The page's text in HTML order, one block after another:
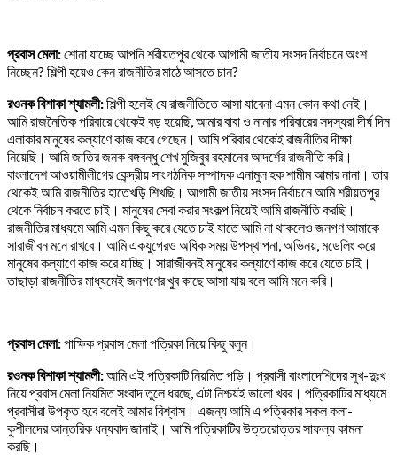
প্রবাস মেলা:শোনা যাচ্ছে আপনি শরীয়তপুর থেকে আগামী জাতীয় সংসদ নির্বাচনে অংশ
নিচ্ছেন? শিল্পী হয়েও কেন রাজনীতির মাঠে আসতে চান?
রওনক বিশাকা শ্যামলী:শিল্পী হলেই যে রাজনীতিতে আসা যাবেনা এমন কোন কথা নেই।
আমি রাজনৈতিক পরিবারে থেকেই বড় হয়েছি, আমার বাবা ও নানার পরিবারের সদস্যরা দীর্ঘ দিন
এলাকার মানুষের কল্যাণে কাজ করে গেছেন। আমি পরিবার থেকেই রাজনীতির দীক্ষা
নিয়েছি। আমি জাতির জনক বঙ্গবন্ধু শেখ মুজিবুর রহমানের আদর্শের রাজনীতি করি।
বাংলাদেশ আওয়ামীলীগের কেন্দ্রীয় সাংগঠনিক সম্পাদক এনামুল হক শামীম আমার নানা। তার
থেকেই আমি রাজনীতির হাতেখড়ি শিখছি। আগামী জাতীয় সংসদ নির্বাচনে আমি শরীয়তপুর
থেকে নির্বাচন করতে চাই। মানুষের সেবা করার সংকল্প নিয়েই আমি রাজনীতি করছি।
রাজনীতির মাধ্যমে আমি এমন কিছু করে যেতে চাই যাতে আমি না থাকলেও জনগণ আমাকে
সারাজীবন মনে রাখবে। আমি একযুগেরও অধিক সময় উপস্থাপনা, অভিনয়, মডেলিং করে
মানুষের কল্যাণে কাজ করে যাচ্ছি। সারাজীবনই মানুষের কল্যাণে কাজ করে যেতে চাই।
তাছাড়া রাজনীতির মাধ্যমেই জনগণের খুব কাছে আসা যায় বলে আমি মনে করি।
প্রবাস মেলা:পাক্ষিক প্রবাস মেলা পত্রিকা নিয়ে কিছু বলুন।
রওনক বিশাকা শ্যামলী:আমি এই পত্রিকাটি নিয়মিত পড়ি। প্রবাসী বাংলাদেশিদের সুখ-দুঃখ
নিয়ে প্রবাস মেলা নিয়মিত সংবাদ তুলে ধরছে, এটা নিশ্চয়ই ভালো খবর। পত্রিকাটির মাধ্যমে
প্রবাসীরাউপকৃত হবে বলেই আমার বিশ্বাস। এজন্য আমি এ পত্রিকার সকল কলা-
কুশীলদের আন্তরিক ধন্যবাদ জানাই। আমি পত্রিকাটির উত্তরোত্তর সাফল্য কামনা
করছি।